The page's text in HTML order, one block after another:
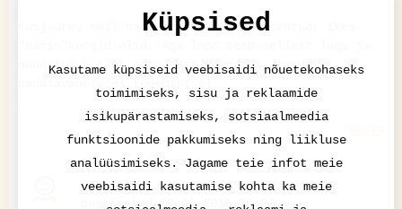
Kusjuures meil ka sellist kooki ei tehtud, ikka
nüüd tuleb ikka ette. Hea meenutus, tasub
Mari-Liis
postitatud 20.06.2016 20:27
Küpsised
Kasutame küpsiseid veebisaidi nõuetekohaseks
toimimiseks, sisu ja reklaamide
isikupärastamiseks, sotsiaalmeedia
funktsioonide pakkumiseks ning liikluse
analüüsimiseks. Jagame teie infot meie
veebisaidi kasutamise kohta ka meie